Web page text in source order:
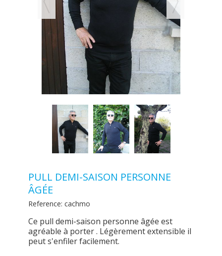
PULL DEMI-SAISON PERSONNE
ÂGÉE
Reference: cachmo
Ce pull demi-saison personne âgée est
agréable à porter . Légèrement extensible il
peut s'enfiler facilement.